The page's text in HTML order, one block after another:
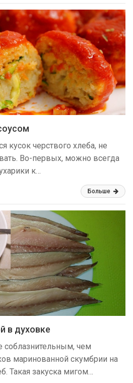
кусок черствого хлеба, не
Во-первых, можно всегда
к…
Больше
в духовке
чем
маринованной скумбрии на
Такая закуска мигом…